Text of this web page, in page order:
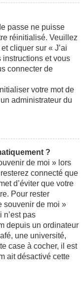
passe ne puisse
réinitialisé. Veuillez
cliquer sur « J’ai
instructions et vous
connecter de
votre mot de
administrateur du
?
de moi » lors
connecté que
d’éviter que votre
Pour rester
souvenir de moi »
n’est pas
depuis un ordinateur
une université,
case à cocher, il est
ait désactivé cette